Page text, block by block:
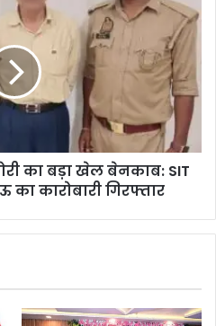
का बड़ा खेल बेनकाब: SIT
कारोबारी गिरफ्तार